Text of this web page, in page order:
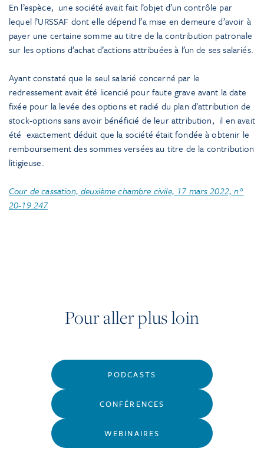
En l’espèce, une société avait fait l’objet d’un contrôle par
lequel l’URSSAF dont elle dépend l’a mise en demeure d’avoir à
payer une certaine somme au titre de la contribution patronale
sur les options d’achat d’actions attribuées à l’un de ses salariés.
Ayant constaté que le seul salarié concerné par le
redressement avait été licencié pour faute grave avant la date
fixée pour la levée des options et radié du plan d’attribution de
stock-options sans avoir bénéficié de leur attribution, il en avait
été exactement déduit que la société était fondée à obtenir le
remboursement des sommes versées au titre de la contribution
litigieuse.
Cour de cassation, deuxième chambre civile, 17 mars 2022, n°
20-19.247
Pour aller plus loin
PODCASTS
CONFÉRENCES
WEBINAIRES